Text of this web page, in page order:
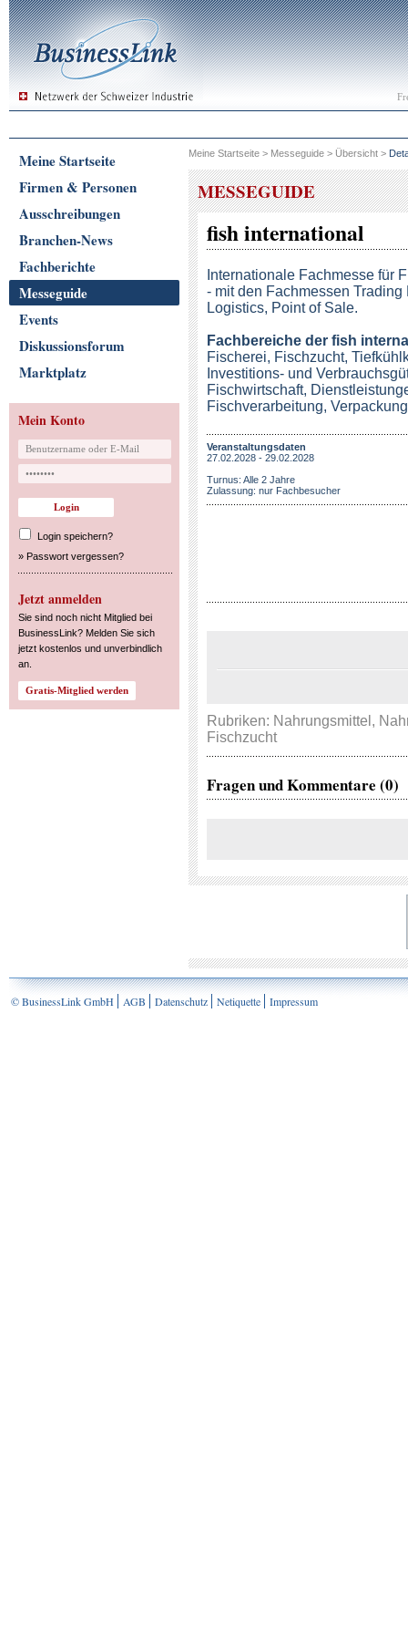
Meine Startseite
Firmen & Personen
Ausschreibungen
Branchen-News
Fachberichte
Messeguide
Events
Diskussionsforum
Marktplatz
Mein Konto
Login speichern?
» Passwort vergessen?
Jetzt anmelden
Sie sind noch nicht Mitglied bei
BusinessLink? Melden Sie sich
jetzt kostenlos und unverbindlich
an.
Meine Startseite > Messeguide > Übersicht >
MESSEGUIDE
fish international
Internationale Fachmesse für
- mit den Fachmessen Trading
Logistics, Point of Sale.
Fachbereiche der fish
Fischerei, Fischzucht,
Investitions- und
Fischwirtschaft,
Fischverarbeitung,
Veranstaltungsdaten
27.02.2028 - 29.02.2028
Turnus: Alle 2 Jahre
Zulassung: nur Fachbesucher
Rubriken: Nahrungsmittel ,
Fischzucht
Fragen und Kommentare (0)
© BusinessLink GmbH AGB Datenschutz Netiquette Impressum